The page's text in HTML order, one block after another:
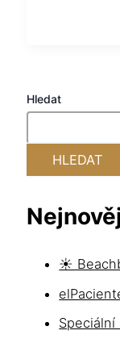
Hledat
HLEDAT
☀️
Speciální